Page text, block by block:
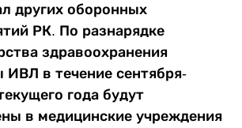
других оборонных
РК. По разнарядке
здравоохранения
ИВЛ в течение сентября-
года будут
в медицинские учреждения